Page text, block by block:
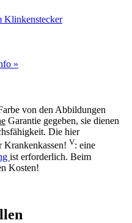
Klinkenstecker
»
von den Abbildungen
Garantie gegeben, sie dienen
Die hier
V: eine
ist erforderlich. Beim
Kosten!